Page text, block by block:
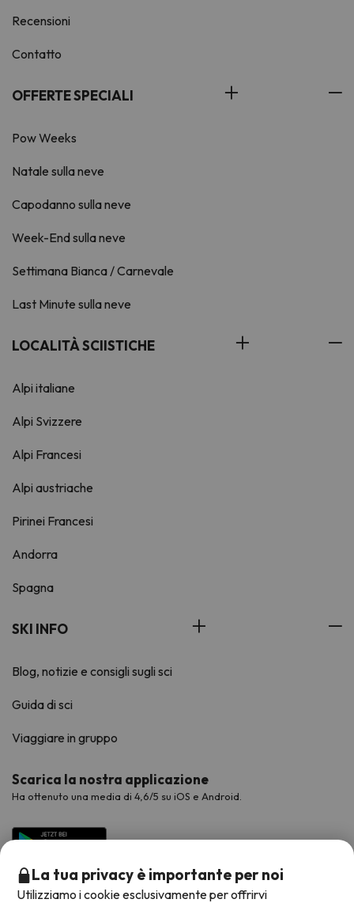
Recensioni
Contatto
OFFERTE SPECIALI
Pow Weeks
Natale sulla neve
Capodanno sulla neve
Week-End sulla neve
Settimana Bianca / Carnevale
Last Minute sulla neve
LOCALITÀ SCIISTICHE
Alpi italiane
Alpi Svizzere
Alpi Francesi
Alpi austriache
Pirinei Francesi
Andorra
Spagna
SKI INFO
Blog, notizie e consigli sugli sci
Guida di sci
Viaggiare in gruppo
Scarica la nostra applicazione
Ha ottenuto una media di 4,6/5 su iOS e Android.
La tua privacy è importante per noi
Utilizziamo i cookie esclusivamente per offrirvi